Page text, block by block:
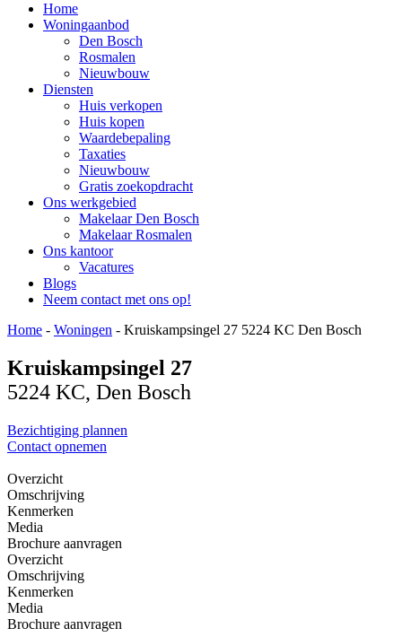
Home
Woningaanbod
Den Bosch
Rosmalen
Nieuwbouw
Diensten
Huis verkopen
Huis kopen
Waardebepaling
Taxaties
Nieuwbouw
Gratis zoekopdracht
Ons werkgebied
Makelaar Den Bosch
Makelaar Rosmalen
Ons kantoor
Vacatures
Blogs
Neem contact met ons op!
Home - Woningen - Kruiskampsingel 27 5224 KC Den Bosch
Kruiskampsingel 27
5224 KC, Den Bosch
Bezichtiging plannen
Contact opnemen
Overzicht
Omschrijving
Kenmerken
Media
Brochure aanvragen
Overzicht
Omschrijving
Kenmerken
Media
Brochure aanvragen